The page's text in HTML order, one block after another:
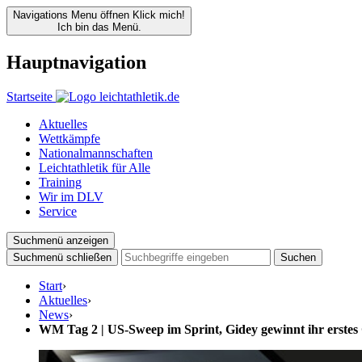
Navigations Menu öffnen Klick mich!
Ich bin das Menü.
Hauptnavigation
Startseite
Aktuelles
Wettkämpfe
Nationalmannschaften
Leichtathletik für Alle
Training
Wir im DLV
Service
Suchmenü anzeigen
Suchmenü schließen
Suchen
Start›
Aktuelles›
News›
WM Tag 2 | US-Sweep im Sprint, Gidey gewinnt ihr erstes